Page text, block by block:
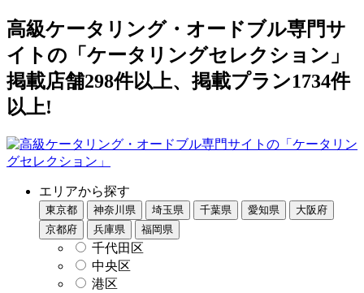
高級ケータリング・オードブル専門サ
イトの「ケータリングセレクション」
掲載店舗298件以上、掲載プラン1734件
以上!
エリアから探す
東京都 神奈川県 埼玉県 千葉県 愛知県
大阪府
京都府
兵庫県 福岡県
千代田区
中央区
港区